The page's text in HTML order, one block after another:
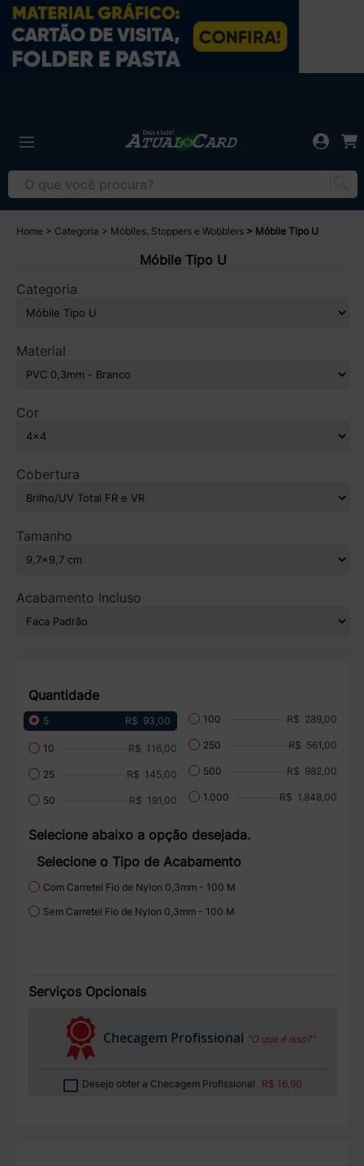
Home Categoria Móbiles, Stoppers e Wobblers Móbile Tipo U
Móbile Tipo U
Categoria
Material
Cor
Cobertura
Tamanho
Acabamento Incluso
Quantidade
5 R$ 93,00
10 R$ 116,00
25 R$ 145,00
50 R$ 191,00
100 R$ 289,00
250 R$ 561,00
500 R$ 982,00
1.000 R$ 1.848,00
Selecione abaixo a opção desejada.
Selecione o Tipo de Acabamento
Com Carretel Fio de Nylon 0,3mm - 100 M
Sem Carretel Fio de Nylon 0,3mm - 100 M
Serviços Opcionais
Checagem Profissional “O que é isso?”
Desejo obter a Checagem Profissional R$ 16,90